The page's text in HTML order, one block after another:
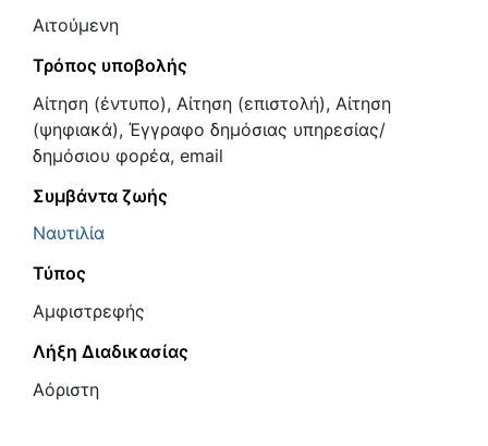
Αιτούμενη
Τρόπος υποβολής
Αίτηση (έντυπο), Αίτηση (επιστολή), Αίτηση
(ψηφιακά), Έγγραφο δημόσιας υπηρεσίας/
δημόσιου φορέα, email
Συμβάντα ζωής
Ναυτιλία
Τύπος
Αμφιστρεφής
Λήξη Διαδικασίας
Αόριστη